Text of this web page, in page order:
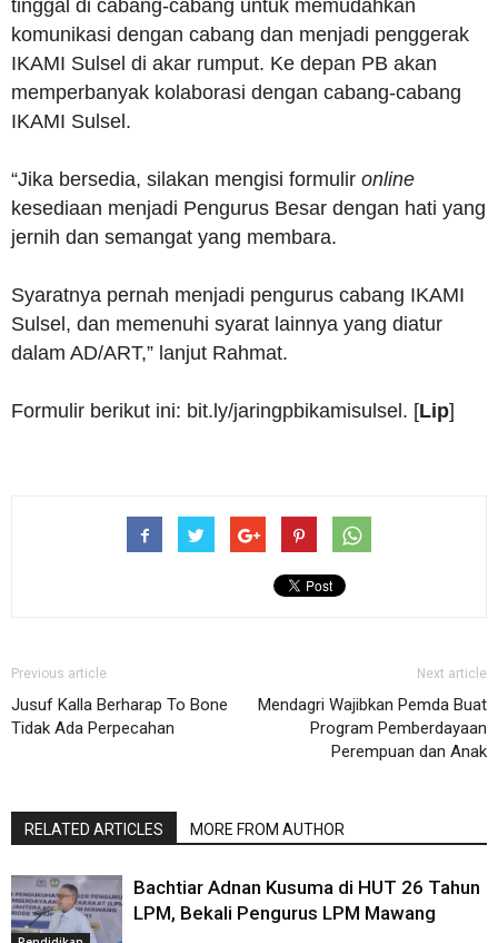
tinggal di cabang-cabang untuk memudahkan
komunikasi dengan cabang dan menjadi penggerak
IKAMI Sulsel di akar rumput. Ke depan PB akan
memperbanyak kolaborasi dengan cabang-cabang
IKAMI Sulsel.
“Jika bersedia, silakan mengisi formulir online
kesediaan menjadi Pengurus Besar dengan hati yang
jernih dan semangat yang membara.
Syaratnya pernah menjadi pengurus cabang IKAMI
Sulsel, dan memenuhi syarat lainnya yang diatur
dalam AD/ART,” lanjut Rahmat.
Formulir berikut ini: bit.ly/jaringpbikamisulsel. [Lip]
Previous article
Jusuf Kalla Berharap To Bone
Tidak Ada Perpecahan
Next article
Mendagri Wajibkan Pemda Buat
Program Pemberdayaan
Perempuan dan Anak
RELATED ARTICLES MORE FROM AUTHOR
Bachtiar Adnan Kusuma di HUT 26 Tahun
LPM, Bekali Pengurus LPM Mawang